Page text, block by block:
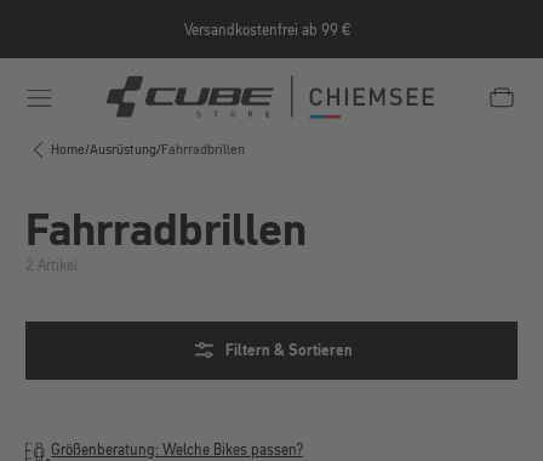
Versandkostenfrei ab 99 €
Home/Ausrüstung/Fahrradbrillen
Fahrradbrillen
2 Artikel
Filtern & Sortieren
Größenberatung: Welche Bikes passen?